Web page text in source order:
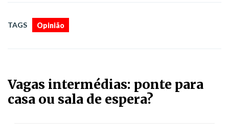
TAGS Opinião
Vagas intermédias: ponte para
casa ou sala de espera?